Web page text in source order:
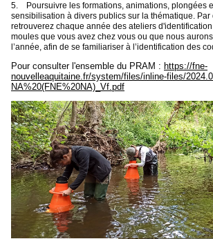
5.
Poursuivre les formations, animations, plongées
sensibilisation à divers publics sur la thématique. Par
retrouverez chaque année des ateliers
moules que vous avez chez vous ou que nous
l’année, afin de se familiariser à l’identification des
Pour consulter l'ensemble du PRAM : https://fne-
nouvelleaquitaine.fr/system/files/inline-files/
NA%20(FNE%20NA)_Vf.pdf